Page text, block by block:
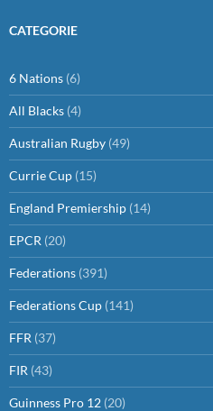
CATEGORIE
6 Nations (6)
All Blacks (4)
Australian Rugby (49)
Currie Cup (15)
England Premiership (14)
EPCR (20)
Federations (391)
Federations Cup (141)
FFR (37)
FIR (43)
Guinness Pro 12 (20)